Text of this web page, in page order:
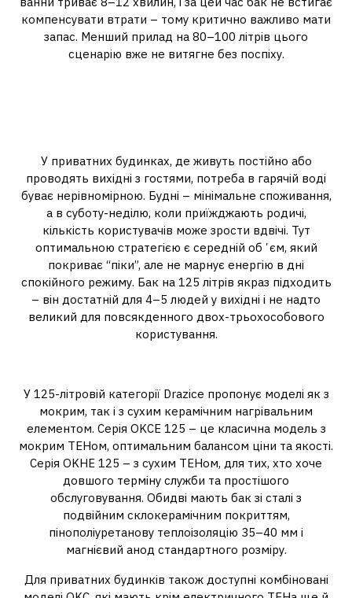
компенсувати втрати – тому критично важливо мати
запас. Менший прилад на 80–100 літрів цього
сценарію вже не витягне без поспіху.
У приватних будинках, де живуть постійно або
проводять вихідні з гостями, потреба в гарячій воді
буває нерівномірною. Будні – мінімальне споживання,
а в суботу-неділю, коли приїжджають родичі,
кількість користувачів може зрости вдвічі. Тут
оптимальною стратегією є середній обʼєм, який
покриває “піки”, але не марнує енергію в дні
спокійного режиму. Бак на 125 літрів якраз підходить
– він достатній для 4–5 людей у вихідні і не надто
великий для повсякденного двох-трьохособового
користування.
У 125-літровій категорії Drazice пропонує моделі як з
мокрим, так і з сухим керамічним нагрівальним
елементом. Серія OKCE 125 – це класична модель з
мокрим ТЕНом, оптимальним балансом ціни та якості.
Серія OKHE 125 – з сухим ТЕНом, для тих, хто хоче
довшого терміну служби та простішого
обслуговування. Обидві мають бак зі сталі з
подвійним склокерамічним покриттям,
пінополіуретанову теплоізоляцію 35–40 мм і
магнієвий анод стандартного розміру.
Для приватних будинків також доступні комбіновані